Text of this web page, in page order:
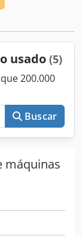
usado (5)
200.000
Buscar
máquinas